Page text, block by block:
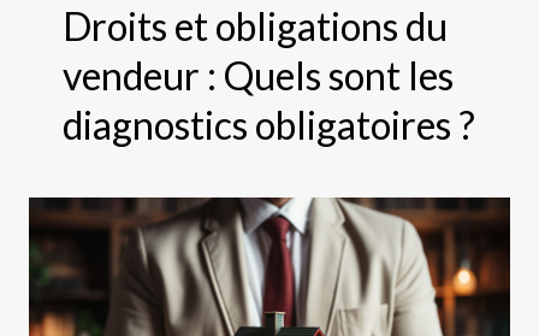
Droits et obligations du
vendeur : Quels sont les
diagnostics obligatoires ?